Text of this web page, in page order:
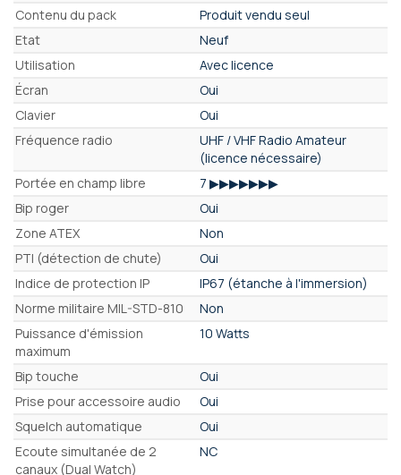
Contenu du pack
Produit vendu seul
Etat
Neuf
Utilisation
Avec licence
Écran
Oui
Clavier
Oui
Fréquence radio
UHF / VHF Radio Amateur
(licence nécessaire)
Portée en champ libre
7 ▶▶▶▶▶▶▶
Bip roger
Oui
Zone ATEX
Non
PTI (détection de chute)
Oui
Indice de protection IP
IP67 (étanche à l'immersion)
Norme militaire MIL-STD-810
Non
Puissance d'émission
maximum
10 Watts
Bip touche
Oui
Prise pour accessoire audio
Oui
Squelch automatique
Oui
Ecoute simultanée de 2
canaux (Dual Watch)
NC